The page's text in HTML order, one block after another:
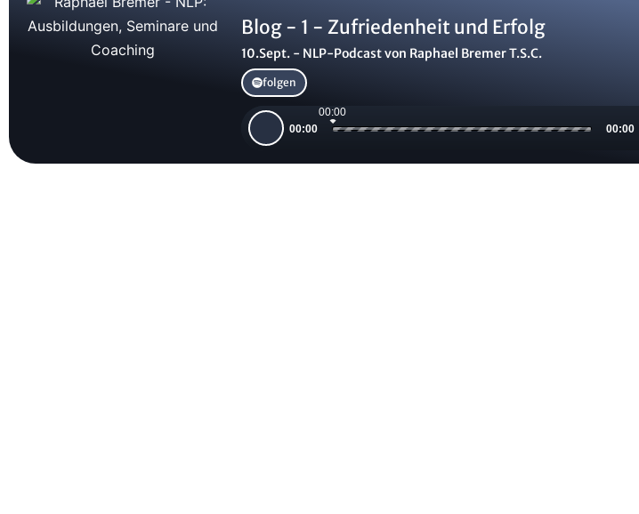
Blog - 1 - Zufriedenheit und Erfolg
10.Sept. - NLP-Podcast von Raphael Bremer T.S.C.
folgen
Audio-
Player
00:00
00:00
00:00